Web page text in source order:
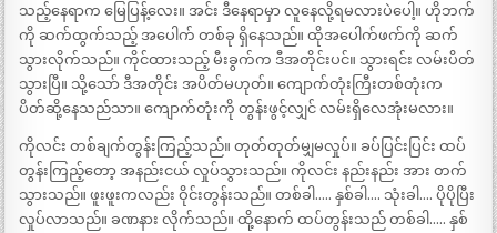
သည့်နေရာက မြေပြန့်လေး။ အင်း ဒီနေရာမှာ လူနေလို့ရမလားပဲပေါ့။ ဟိုဘက်
ကို ဆက်ထွက်သည့် အပေါက် တစ်ခု ရှိနေသည်။ ထိုအပေါက်ဖက်ကို ဆက်
သွားလိုက်သည်။ ကိုင်ထားသည့် မီးခွက်က ဒီအတိုင်းပင်။ သွားရင်း လမ်းပိတ်
သွားပြီ။ သို့သော် ဒီအတိုင်း အပိတ်မဟုတ်။ ကျောက်တုံးကြီးတစ်တုံးက
ပိတ်ဆို့နေသည်သာ။ ကျောက်တုံးကို တွန်းဖွင့်လျှင် လမ်းရှိလေအုံးမလား။
ကိုလင်း တစ်ချက်တွန်းကြည့်သည်။ တုတ်တုတ်မျှမလှုပ်။ ခပ်ပြင်းပြင်း ထပ်
တွန်းကြည့်တော့ အနည်းငယ် လှုပ်သွားသည်။ ကိုလင်း နည်းနည်း အား တက်
သွားသည်။ ဖူးဖူးကလည်း ဝိုင်းတွန်းသည်။ တစ်ခါ….. နှစ်ခါ…. သုံးခါ…. ပိုပိုပြီး
လှုပ်လာသည်။ ခဏနား လိုက်သည်။ ထို့နောက် ထပ်တွန်းသည် တစ်ခါ….. နှစ်